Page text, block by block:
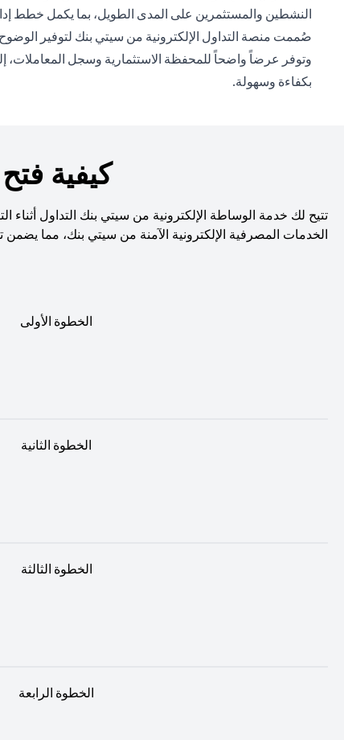
النشطين والمستثمرين على المدى الطويل، بما يكمل خطط
صُممت منصة التداول الإلكترونية من سيتي بنك لتوفير
وتوفر عرضاً واضحاً للمحفظة الاستثمارية وسجل المعاملات،
بكفاءة وسهولة.
كيفية
تتيح لك خدمة الوساطة الإلكترونية من سيتي بنك التداول
الخدمات المصرفية الإلكترونية الآمنة من سيتي بنك، مما
الخطوة الأولى
الخطوة الثانية
الخطوة الثالثة
الخطوة الرابعة